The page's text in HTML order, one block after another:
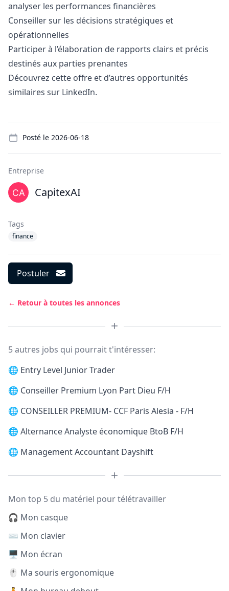
analyser les performances financières
Conseiller sur les décisions stratégiques et
opérationnelles
Participer à l’élaboration de rapports clairs et précis
destinés aux parties prenantes
Découvrez cette offre et d’autres opportunités
similaires sur LinkedIn.
Posté le 2026-06-18
Entreprise
CapitexAI
Tags
finance
Postuler
← Retour à toutes les annonces
5 autres jobs qui pourrait t'intéresser:
🌐 Entry Level Junior Trader
🌐 Conseiller Premium Lyon Part Dieu F/H
🌐 CONSEILLER PREMIUM- CCF Paris Alesia - F/H
🌐 Alternance Analyste économique BtoB F/H
🌐 Management Accountant Dayshift
Mon top 5 du matériel pour télétravailler
🎧 Mon casque
⌨️ Mon clavier
🖥️ Mon écran
🖱️ Ma souris ergonomique